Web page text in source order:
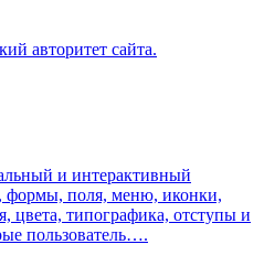
авторитет сайта.
и интерактивный
формы, поля, меню, иконки,
цвета, типографика, отступы и
пользователь….